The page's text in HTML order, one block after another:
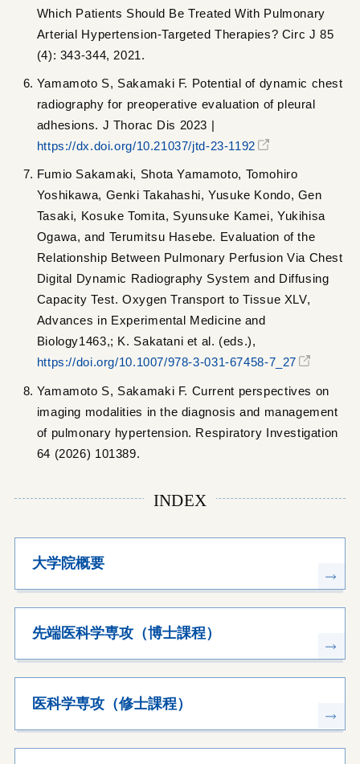
Which Patients Should Be Treated With Pulmonary
Arterial Hypertension-Targeted Therapies? Circ J 85
(4): 343-344, 2021.
Yamamoto S, Sakamaki F. Potential of dynamic chest
radiography for preoperative evaluation of pleural
adhesions. J Thorac Dis 2023 |
https://dx.doi.org/10.21037/jtd-23-1192
Fumio Sakamaki, Shota Yamamoto, Tomohiro
Yoshikawa, Genki Takahashi, Yusuke Kondo, Gen
Tasaki, Kosuke Tomita, Syunsuke Kamei, Yukihisa
Ogawa, and Terumitsu Hasebe. Evaluation of the
Relationship Between Pulmonary Perfusion Via Chest
Digital Dynamic Radiography System and Diffusing
Capacity Test. Oxygen Transport to Tissue XLV,
Advances in Experimental Medicine and
Biology1463,; K. Sakatani et al. (eds.),
https://doi.org/10.1007/978-3-031-67458-7_27
Yamamoto S, Sakamaki F. Current perspectives on
imaging modalities in the diagnosis and management
of pulmonary hypertension. Respiratory Investigation
64 (2026) 101389.
INDEX
大学院概要
先端医科学専攻（博士課程）
医科学専攻（修士課程）